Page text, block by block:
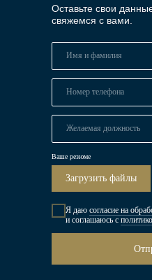
Оставьте свои
свяжемся с вами.
Ваше резюме
Загрузить файлы
Я даю согласие на
и соглашаюсь c